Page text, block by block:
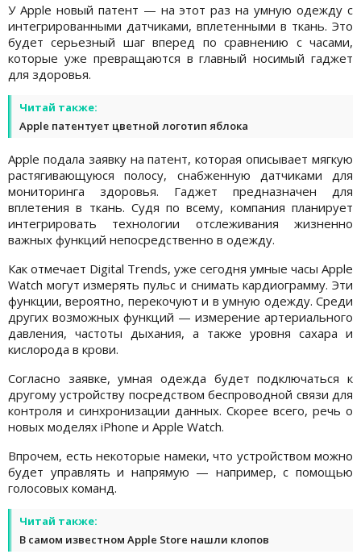
У Apple новый патент — на этот раз на умную одежду с
интегрированными датчиками, вплетенными в ткань. Это
будет серьезный шаг вперед по сравнению с часами,
которые уже превращаются в главный носимый гаджет
для здоровья.
Читай также:
Apple патентует цветной логотип яблока
Apple подала заявку на патент, которая описывает мягкую
растягивающуюся полосу, снабженную датчиками для
мониторинга здоровья. Гаджет предназначен для
вплетения в ткань. Судя по всему, компания планирует
интегрировать технологии отслеживания жизненно
важных функций непосредственно в одежду.
Как отмечает Digital Trends, уже сегодня умные часы Apple
Watch могут измерять пульс и снимать кардиограмму. Эти
функции, вероятно, перекочуют и в умную одежду. Среди
других возможных функций — измерение артериального
давления, частоты дыхания, а также уровня сахара и
кислорода в крови.
Согласно заявке, умная одежда будет подключаться к
другому устройству посредством беспроводной связи для
контроля и синхронизации данных. Скорее всего, речь о
новых моделях iPhone и Apple Watch.
Впрочем, есть некоторые намеки, что устройством можно
будет управлять и напрямую — например, с помощью
голосовых команд.
Читай также:
В самом известном Apple Store нашли клопов